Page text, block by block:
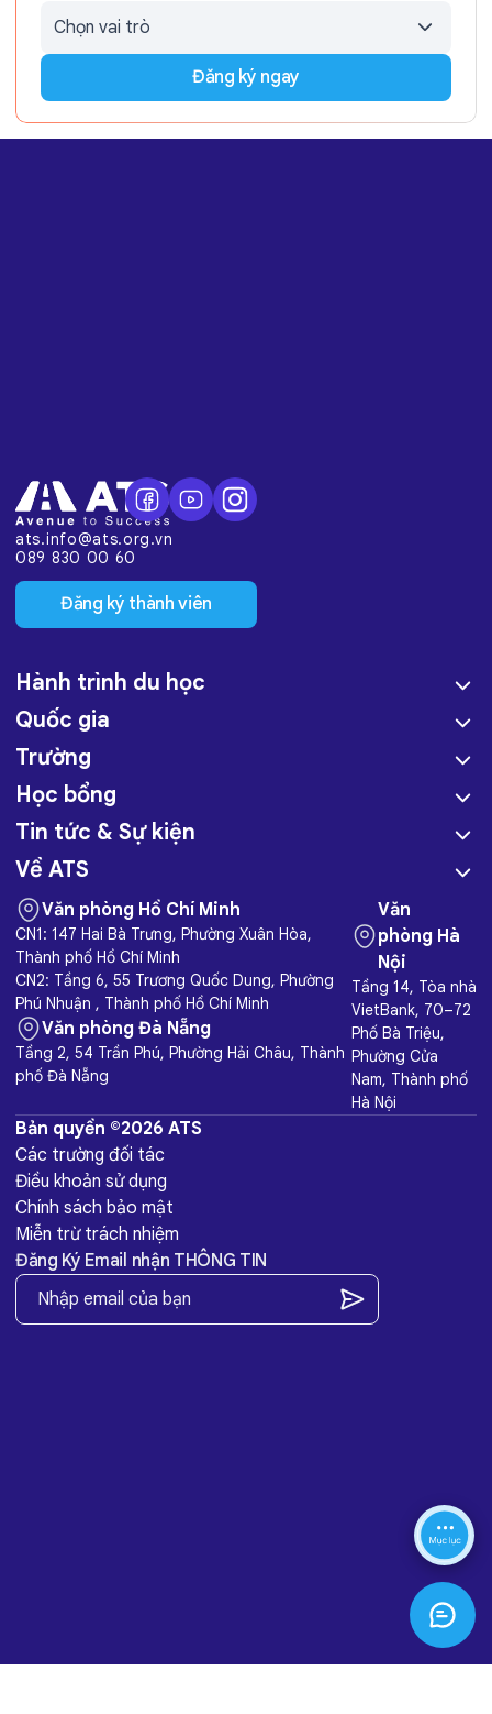
Đăng ký ngay
ats.info@ats.org.vn
089 830 00 60
Đăng ký thành viên
Hành trình du học
Quốc gia
Trường
Học bổng
Tin tức & Sự kiện
Về ATS
Văn phòng Hồ Chí Minh
CN1: 147 Hai Bà Trưng, Phường Xuân Hòa,
Thành phố Hồ Chí Minh
CN2: Tầng 6, 55 Trương Quốc Dung, Phường
Phú Nhuận , Thành phố Hồ Chí Minh
Văn phòng Đà Nẵng
Tầng 2, 54 Trần Phú, Phường Hải Châu, Thành
phố Đà Nẵng
Văn
phòng Hà
Nội
Tầng 14, Tòa nhà
VietBank, 70–72
Phố Bà Triệu,
Phường Cửa
Nam, Thành phố
Hà Nội
Bản quyền ©2026 ATS
Các trường đối tác
Điều khoản sử dụng
Chính sách bảo mật
Miễn trừ trách nhiệm
Đăng Ký Email nhận THÔNG TIN